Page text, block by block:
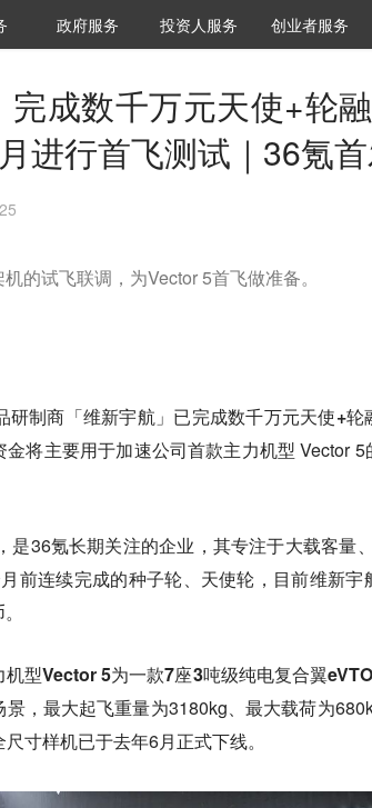
城市之窗
政府服务 VClub投资机构库
投资机构职位推介
投资人服务 创投氪堂
创业者服务
完成数千万元天使+轮
进行首飞测试｜36氪
的试飞联调，为Vector 5首飞做准备。
研制商「维新宇航」已完成数千万元天使+
金将主要用于加速公司首款主力机型 Vector
是36氪长期关注的企业，其专注于大载客量
前连续完成的种子轮、天使轮，目前维新
机型Vector 5为一款7座3吨级纯电复合翼
，最大起飞重量为3180kg、最大载荷为
寸样机已于去年6月正式下线。